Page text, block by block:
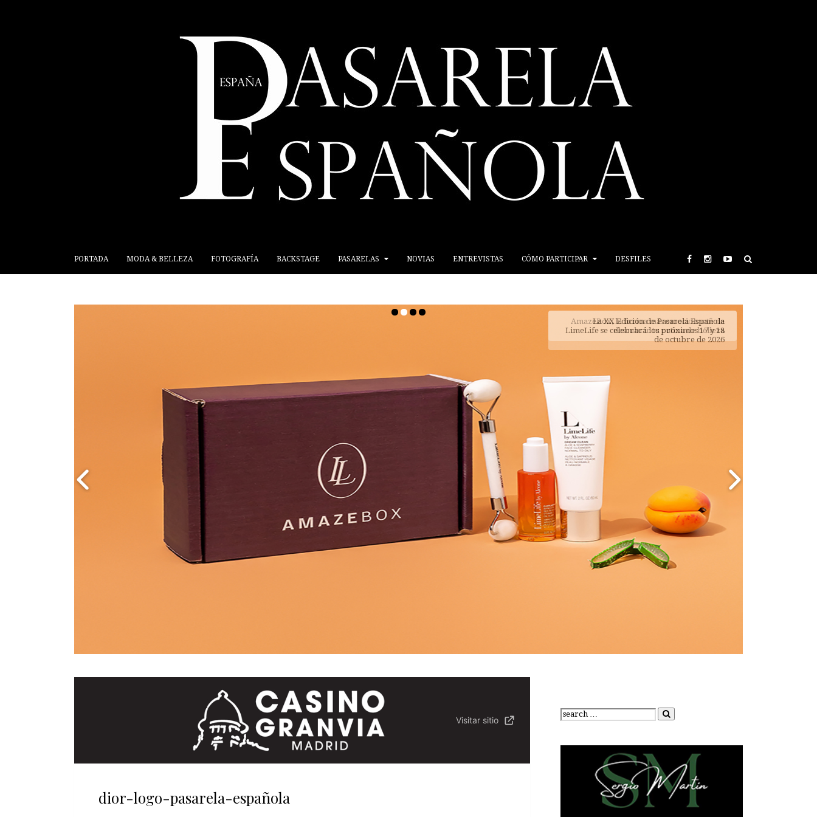
PORTADA MODA & BELLEZA FOTOGRAFÍA BACKSTAGE PASARELAS NOVIAS ENTREVISTAS CÓMO PARTICIPAR DESFILES
AmazeBox, la forma más emocionante de
descubrir tu rutina de belleza
Visitar sitio
dior-logo-pasarela-española